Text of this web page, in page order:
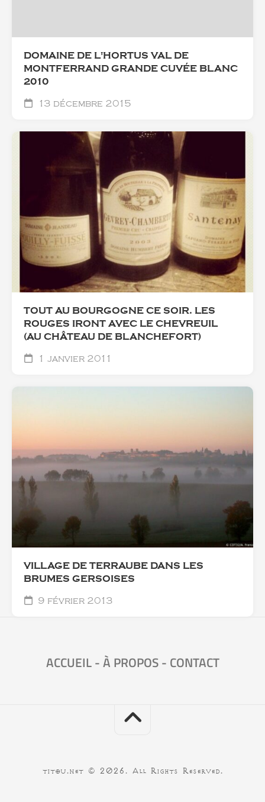
DOMAINE DE L'HORTUS VAL DE
MONTFERRAND GRANDE CUVÉE BLANC
2010
13 décembre 2015
TOUT AU BOURGOGNE CE SOIR. LES
ROUGES IRONT AVEC LE CHEVREUIL
(AU CHÂTEAU DE BLANCHEFORT)
1 janvier 2011
VILLAGE DE TERRAUBE DANS LES
BRUMES GERSOISES
9 février 2013
ACCUEIL-À PROPOS- CONTACT
titou.net © 2026. All Rights Reserved.